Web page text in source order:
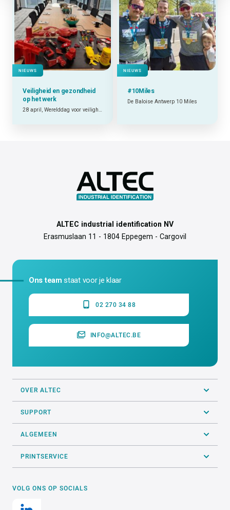
NIEUWS
Veiligheid en gezondheid
op het werk
28 april, Werelddag voor veiligheid en gezondheid op het werk.
NIEUWS
#10Miles
De Baloise Antwerp 10 Miles
ALTEC industrial identification NV
Erasmuslaan 11 - 1804 Eppegem - Cargovil
Ons team staat voor je klaar
02 270 34 88
INFO@ALTEC.BE
OVER ALTEC
SUPPORT
ALGEMEEN
PRINTSERVICE
VOLG ONS OP SOCIALS